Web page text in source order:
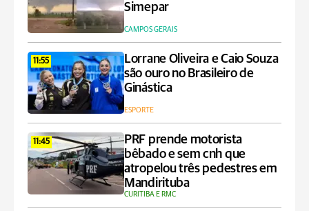
Simepar
CAMPOS GERAIS
11:55
Lorrane Oliveira e Caio Souza
são ouro no Brasileiro de
Ginástica
ESPORTE
11:45
PRF prende motorista
bêbado e sem cnh que
atropelou três pedestres em
Mandirituba
CURITIBA E RMC